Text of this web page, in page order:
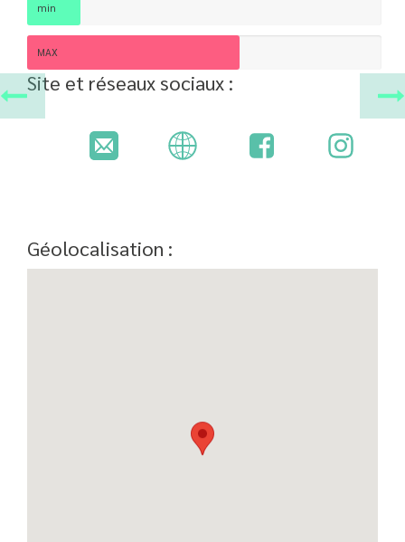
min
MAX
Site et réseaux sociaux :
Géolocalisation :